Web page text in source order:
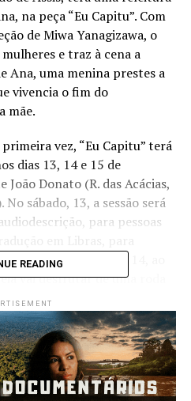
na peça “Eu Capitu”. Com
de Miwa Yanagizawa, o
e traz à cena a
Ana, uma menina prestes a
vivencia o fim do
mãe.
vez, “Eu Capitu” terá
dias 13, 14 e 15 de
Donato (R. das Acácias,
sábado, 13, a sessão será
para pessoas
Já no domingo, 14, ao
vai desfrutar de uma roda
retirada de ingressos será
de Arte, uma hora antes
15, será promovida uma
estudantes da rede pública
também na Usina de Artes.
READING